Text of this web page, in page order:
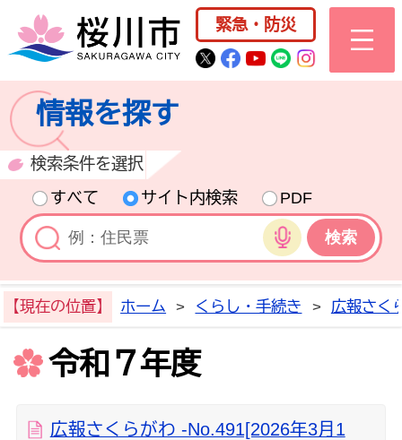
桜川市公式ホー
緊急・防災
桜川市公式Twitter
桜川市公式
桜川市公式
桜川市公式
情報を探す
検索条件を選択
すべて
サイト内検索
PDF
音声検索
【現在の位置】 ホーム > くらし・手続き > 広報さく
令和７年度
広報さくらがわ -No.491[2026年3月1